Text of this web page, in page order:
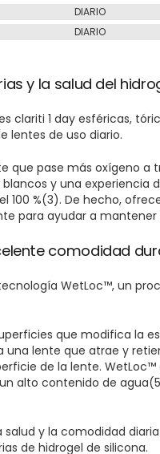
DIARIO
DIARIO
y la salud del
clariti 1 day esféricas,
lentes de uso diario.
que pase más oxígeno a
y una experiencia
%(3). De hecho,
para ayudar a mantener
comodidad
WetLoc™, un
que modifica la
una lente que atrae y
de la lente.
alto contenido de
y la comodidad
de hidrogel de silicona.